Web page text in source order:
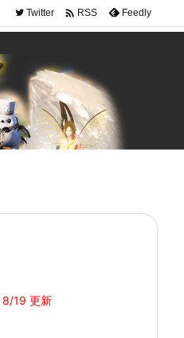
Twitter  RSS Feedly
8/19 更新